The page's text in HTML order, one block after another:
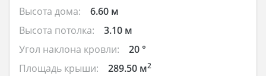
Высота дома:
6.60 м
Высота потолка:
3.10 м
Угол наклона кровли:
20 °
Площадь крыши:
289.50 м2